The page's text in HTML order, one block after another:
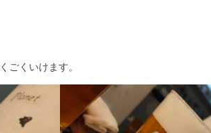
ごくいけます。